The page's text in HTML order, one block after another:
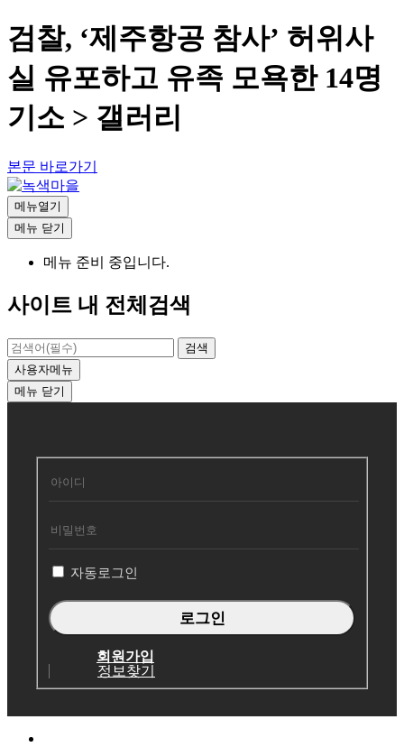
검찰, ‘제주항공 참사’ 허위사
실 유포하고 유족 모욕한 14명
기소 > 갤러리
본문 바로가기
메뉴열기
메뉴 닫기
메뉴 준비 중입니다.
사이트 내 전체검색
검색
사용자메뉴
메뉴 닫기
회
원
그
인
자동로그인
회원가입
정보찾기